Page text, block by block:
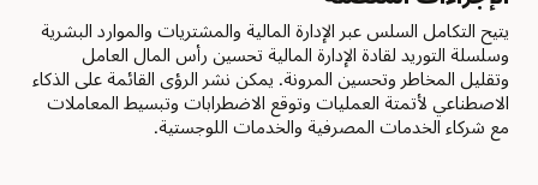
يتيح التكامل السلس عبر الإدارة المالية والمشتريات والموارد البشرية
وسلسلة التوريد لقادة الإدارة المالية تحسين رأس المال العامل
وتقليل المخاطر وتحسين المرونة. يمكن نشر الرؤى القائمة على الذكاء
الاصطناعي لأتمتة العمليات وتوقع الاضطرابات وتبسيط المعاملات
مع شركاء الخدمات المصرفية والخدمات اللوجستية.